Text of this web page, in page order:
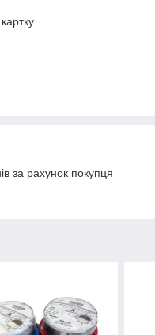
за рахунок покупця